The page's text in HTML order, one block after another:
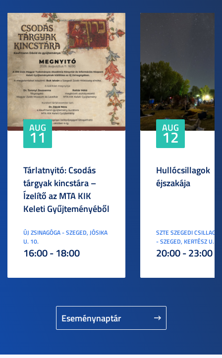
Eseménynaptár
AUG
11
Tárlatnyitó: Csodás
tárgyak kincstára –
Ízelítő az MTA KIK
Keleti Gyűjteményéből
ÚJ ZSINAGÓGA - SZEGED, JÓSIKA
U. 10.
16:00 - 18:00
AUG
12
Hullócsillagok
éjszakája
SZTE SZEGEDI
- SZEGED, KERTÉSZ U. 3.
20:00 - 23:00